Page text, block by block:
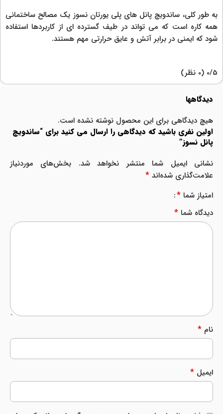
به طور کلی، ساندویچ پانل های پلی یورتان نسوز یک مصالح ساختمانی
همه کاره است که می تواند در طیف گسترده ای از کاربردها استفاده
شود که ایمنی در برابر آتش و عایق حرارتی مهم هستند.
‫0/5 ‫(0 نظر)
دیدگاهها
هیچ دیدگاهی برای این محصول نوشته نشده است.
اولین نفری باشید که دیدگاهی را ارسال می کنید برای “ساندویچ
پانل نسوز”
نشانی ایمیل شما منتشر نخواهد شد.
بخش‌های موردنیاز
علامت‌گذاری شده‌اند *
امتیاز شما *
دیدگاه شما *
نام *
ایمیل *